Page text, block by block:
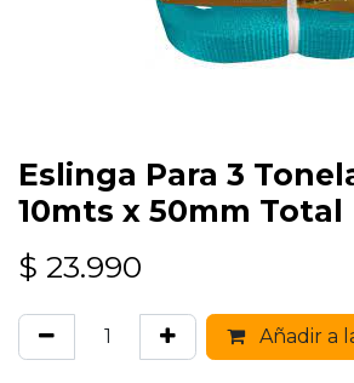
Eslinga Para 3
10mts x 50mm Total
$ 23.990
Añadir a